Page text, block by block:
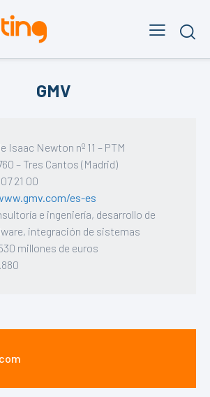
GMV
Isaac Newton nº 11 – PTM
– Tres Cantos (Madrid)
21 00
es-es
e ingeniería, desarrollo de
integración de sistemas
millones de euros